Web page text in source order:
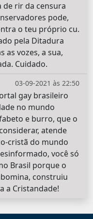
de rir da censura
pode,
o teu próprio cu.
pela Ditadura
as vozes, a sua,
Cuidado.
03-09-2021 às 22:50
gay brasileiro
no mundo
e burro, que o
atende
cristã do mundo
você só
Brasil porque o
construiu
a Cristandade!